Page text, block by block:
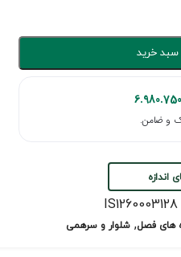
سبد خرید
6.980.750
اندازه
IS1260003128
های فصل, شلوار و سرهمی